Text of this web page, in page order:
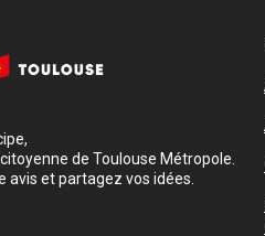
de Toulouse Métropole.
avis et partagez vos idées.